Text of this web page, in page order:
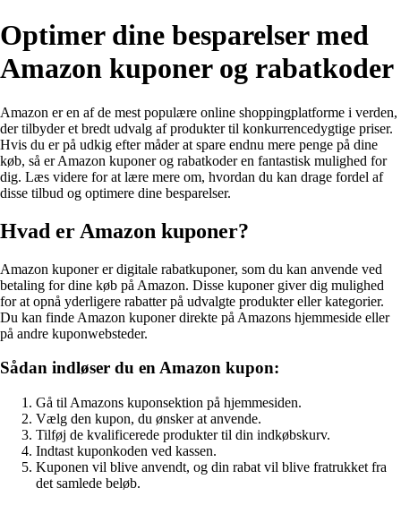
Optimer dine besparelser med
Amazon kuponer og rabatkoder
Amazon er en af de mest populære online shoppingplatforme i verden,
der tilbyder et bredt udvalg af produkter til konkurrencedygtige priser.
Hvis du er på udkig efter måder at spare endnu mere penge på dine
køb, så er Amazon kuponer og rabatkoder en fantastisk mulighed for
dig. Læs videre for at lære mere om, hvordan du kan drage fordel af
disse tilbud og optimere dine besparelser.
Hvad er Amazon kuponer?
Amazon kuponer er digitale rabatkuponer, som du kan anvende ved
betaling for dine køb på Amazon. Disse kuponer giver dig mulighed
for at opnå yderligere rabatter på udvalgte produkter eller kategorier.
Du kan finde Amazon kuponer direkte på Amazons hjemmeside eller
på andre kuponwebsteder.
Sådan indløser du en Amazon kupon:
Gå til Amazons kuponsektion på hjemmesiden.
Vælg den kupon, du ønsker at anvende.
Tilføj de kvalificerede produkter til din indkøbskurv.
Indtast kuponkoden ved kassen.
Kuponen vil blive anvendt, og din rabat vil blive fratrukket fra
det samlede beløb.